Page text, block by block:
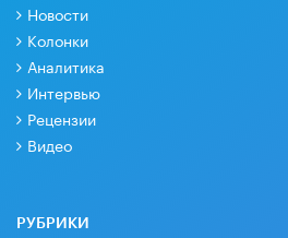
Новости
Колонки
Аналитика
Интервью
Рецензии
Видео
РУБРИКИ